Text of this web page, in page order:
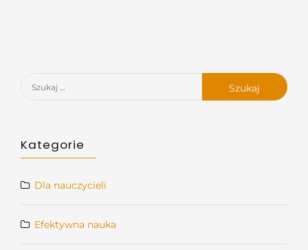
Szukaj:
Kategorie
Dla nauczycieli
Efektywna nauka